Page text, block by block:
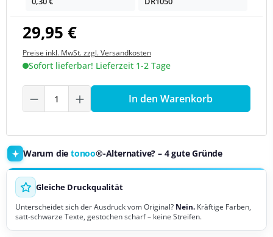
29,95 €
Preise inkl. MwSt. zzgl. Versandkosten
Sofort lieferbar! Lieferzeit 1-2 Tage
Produkt Anzahl: Gib den
In den Warenkorb
Warum die tonoo®-Alternative? – 4 gute Gründe
Gleiche Druckqualität
Unterscheidet sich der Ausdruck vom Original? Nein. Kräftige Farben,
satt-schwarze Texte, gestochen scharf – keine Streifen.